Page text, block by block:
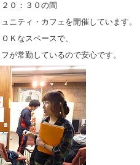
０：３０の間
ニティ・カフェを開催しています。
Ｋなスペースで、
が常勤しているので安心です。